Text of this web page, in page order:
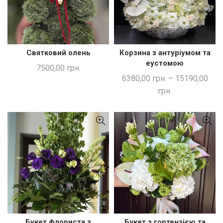
ЧИТАТИ ДАЛІ
Святковий олень
7500,00 грн.
ШВИДКА ПОКУПКА
Корзина з антуріумом та
еустомою
6380,00 грн. – 15190,00
грн.